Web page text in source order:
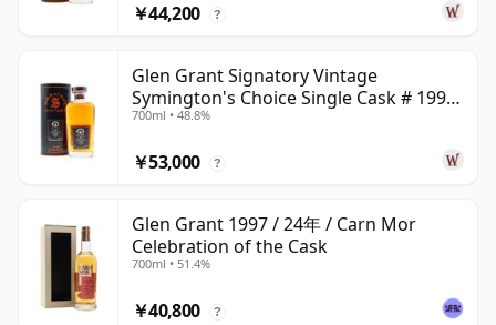
￥44,200 ?
Glen Grant Signatory Vintage
Symington's Choice Single Cask # 1995
30年
700ml • 48.8%
￥53,000 ?
Glen Grant 1997 / 24年 / Carn Mor
Celebration of the Cask
700ml • 51.4%
￥40,800 ?